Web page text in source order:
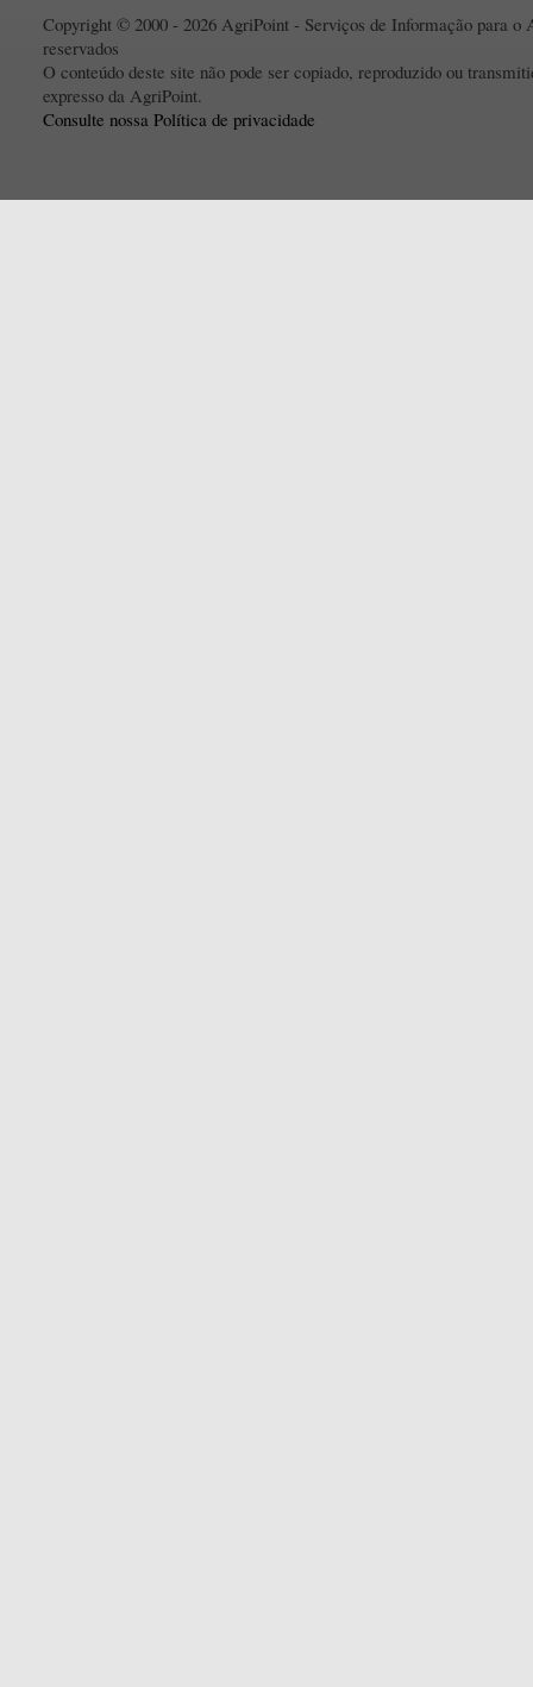
Copyright © 2000 - 2026 AgriPoint - Serviços de Informação para o
reservados
O conteúdo deste site não pode ser copiado, reproduzido ou
expresso da AgriPoint.
Consulte nossa Política de privacidade